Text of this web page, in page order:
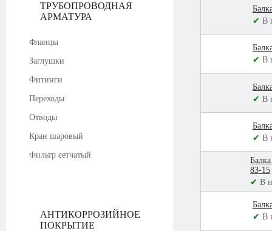
ТРУБОПРОВОДНАЯ
АРМАТУРА
Фланцы
Заглушки
Фитинги
Переходы
Отводы
Кран шаровый
Фильтр сетчатый
АНТИКОРРОЗИЙНОЕ
ПОКРЫТИЕ
✔ В
✔ В
✔ В
✔ В
83-15
✔ В
✔ В